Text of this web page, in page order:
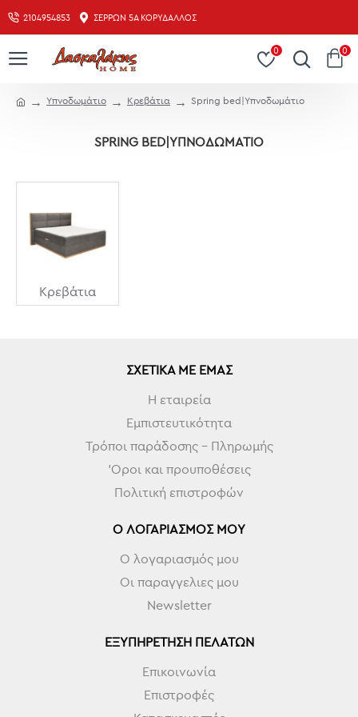
2104954853 ΣΕΡΡΏΝ 5Α ΚΟΡΥΔΑΛΛΌΣ
0 0
Υπνοδωμάτιο Κρεβάτια Spring bed|Υπνοδωμάτιο
SPRING BED|ΥΠΝΟΔΩΜΆΤΙΟ
Κρεβάτια
ΣΧΕΤΙΚΆ ΜΕ ΕΜΆΣ
Η εταιρεία
Εμπιστευτικότητα
Τρόποι παράδοσης - Πληρωμής
'Οροι και προυποθέσεις
Πολιτική επιστροφών
Ο ΛΟΓΑΡΙΑΣΜΌΣ ΜΟΥ
Ο λογαριασμός μου
Οι παραγγελιες μου
Newsletter
ΕΞΥΠΗΡΈΤΗΣΗ ΠΕΛΑΤΏΝ
Επικοινωνία
Επιστροφές